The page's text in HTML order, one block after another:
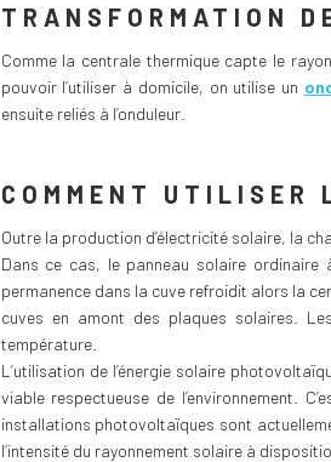
TRANSFORMATION
Comme la centrale thermique capte le
pouvoir l’utiliser à domicile, on utilise un
ensuite reliés à l’onduleur.
COMMENT UTILISER
Outre la production d’électricité solaire, la
Dans ce cas, le panneau solaire ordinaire
permanence dans la cuve refroidit alors la
cuves en amont des plaques solaires.
température.
L’utilisation de l’énergie solaire
viable respectueuse de l’environnement.
installations photovoltaïques sont
l’intensité du rayonnement solaire à